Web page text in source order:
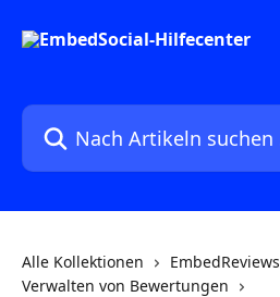
Nach Artikeln suchen …
Alle Kollektionen
EmbedReviews
Verwalten von Bewertungen